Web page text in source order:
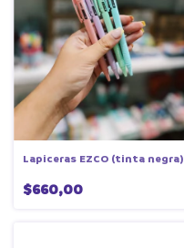
Lapiceras EZCO (tinta negra)
$660,00